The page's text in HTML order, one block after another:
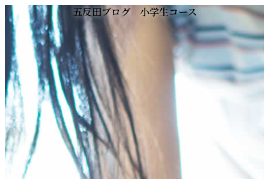
コ
ン
テ
ン
ツ
へ
ス
キ
ッ
プ
ナ
ビ
ゲ
ー
シ
ョ
ン
に
移
動
HOME
プログラム
年齢別コースの紹介
小学生コース
中学生コース
高校生コース
下高井戸校の特徴
Adventure Down Under
スタディツアーについて
ゴールドコースト（オーストラリア）のスタディ
五反田ブログ 小学生コース